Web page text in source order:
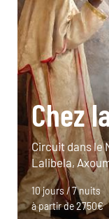
Chez
Circuit dans le
Lalibela,
10 jours / 7 nuits
à partir de 2750€